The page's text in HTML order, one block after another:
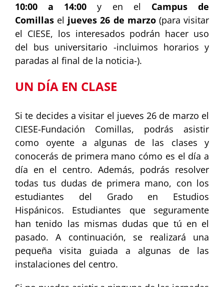
10:00 a 14:00 y en el Campus de
Comillas el jueves 26 de marzo(para visitar
el CIESE, los interesados podrán hacer uso
del bus universitario -incluimos horarios y
paradas al final de la noticia-).
UN DÍA EN CLASE
Si te decides a visitar el jueves 26 de marzo el
CIESE-Fundación Comillas, podrás asistir
como oyente a algunas de las clases y
conocerás de primera mano cómo es el día a
día en el centro. Además, podrás resolver
todas tus dudas de primera mano, con los
estudiantes del Grado en Estudios
Hispánicos. Estudiantes que seguramente
han tenido las mismas dudas que tú en el
pasado. A continuación, se realizará una
pequeña visita guiada a algunas de las
instalaciones del centro.